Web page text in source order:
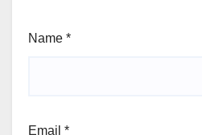
Name *
Email *